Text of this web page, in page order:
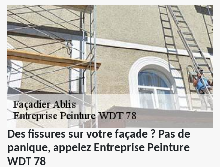
Des fissures sur votre façade ? Pas de
panique, appelez Entreprise Peinture
WDT 78